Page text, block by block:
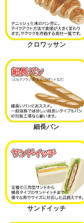
クロワッサン
細長パン
サンドイッチ